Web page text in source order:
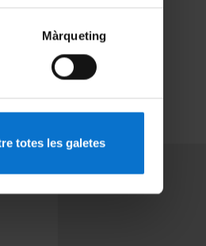
Màrqueting
totes les galetes